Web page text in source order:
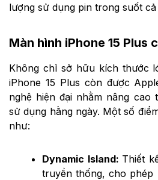
lượng sử dụng pin trong suốt cả
Màn hình iPhone 15 Plus
Không chỉ sở hữu kích thước
iPhone 15 Plus còn được
nghệ hiện đại nhằm nâng cao
sử dụng hằng ngày. Một số
như:
Dynamic Island: Thiết
truyền thống, cho phép